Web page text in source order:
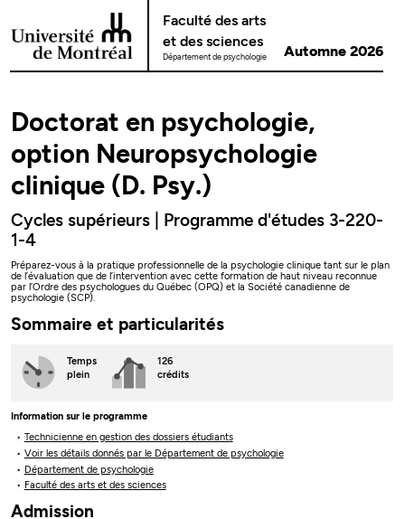
Passer au contenu
Faculté des arts
et des sciences
Département de psychologie Automne 2026
Doctorat en psychologie,
option Neuropsychologie
clinique (D. Psy.)
Cycles supérieurs | Programme d'études 3-220-
1-4
Préparez-vous à la pratique professionnelle de la psychologie clinique tant sur le plan
de l’évaluation que de l’intervention avec cette formation de haut niveau reconnue
par l’Ordre des psychologues du Québec (OPQ) et la Société canadienne de
psychologie (SCP).
Sommaire et particularités
Temps
plein
126
crédits
Information sur le programme
Technicienne en gestion des dossiers étudiants
Voir les détails donnés par le Département de psychologie
Département de psychologie
Faculté des arts et des sciences
Admission